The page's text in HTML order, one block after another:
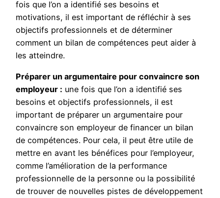
fois que l’on a identifié ses besoins et
motivations, il est important de réfléchir à ses
objectifs professionnels et de déterminer
comment un bilan de compétences peut aider à
les atteindre.
Préparer un argumentaire pour convaincre son
employeur : une fois que l’on a identifié ses
besoins et objectifs professionnels, il est
important de préparer un argumentaire pour
convaincre son employeur de financer un bilan
de compétences. Pour cela, il peut être utile de
mettre en avant les bénéfices pour l’employeur,
comme l’amélioration de la performance
professionnelle de la personne ou la possibilité
de trouver de nouvelles pistes de développement